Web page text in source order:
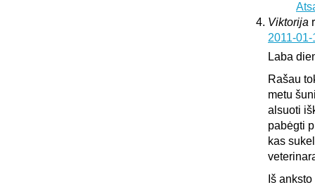
Viktorija
2011-
Laba
Rašau
metu
alsuoti
pabėgti
kas
Iš